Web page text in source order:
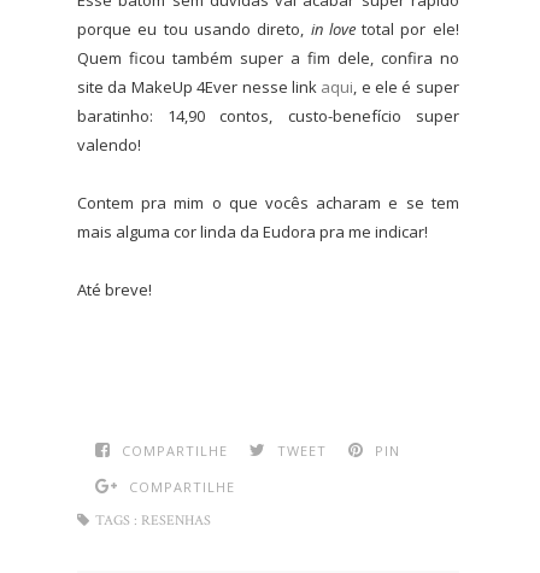
porque eu tou usando direto, in lovetotal por ele!
Quem ficou também super a fim dele, confira no
site da MakeUp 4Ever nesse link aqui, e ele é super
baratinho: 14,90 contos, custo-benefício super
valendo!
Contem pra mim o que vocês acharam e se tem
mais alguma cor linda da Eudora pra me indicar!
Até breve!
COMPARTILHE TWEET
PIN
COMPARTILHE
TAGS : RESENHAS